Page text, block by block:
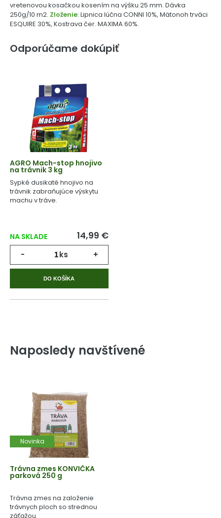
vretenovou kosačkou kosením na výšku 25 mm. Dávka
250g/10 m2. Zloženie: Lipnica lúčna CONNI 10%, Mätonoh trváci
ESQUIRE 30%, Kostrava čer. MAXIMA 60%.
Odporúčame dokúpiť
AGRO Mach-stop hnojivo
na trávnik 3 kg
Sypké dusikaté hnojivo na
trávnik zabraňujúce výskytu
machu v tráve.
NA SKLADE 14,99 €
- ks +
DO KOŠÍKA
Naposledy navštívené
Novinka
Trávna zmes KONVIČKA
parková 250 g
Trávna zmes na založenie
trávnych ploch so strednou
záťažou.